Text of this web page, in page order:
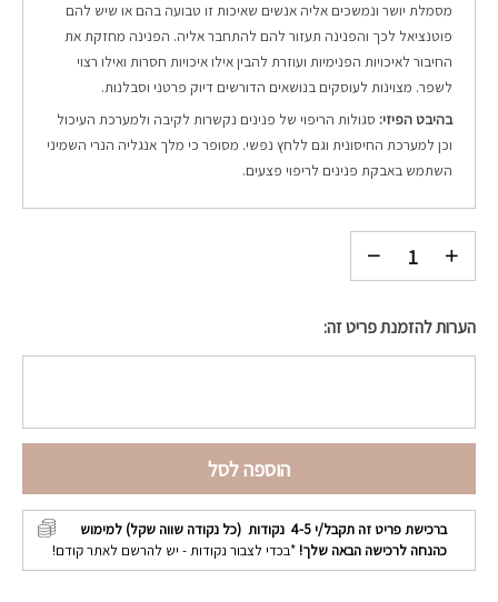
מסמלת יושר ונמשכים אליה אנשים שאיכות זו טבועה בהם או שיש להם
פוטנציאל לכך והפנינה תעזור להם להתחבר אליה. הפנינה מחזקת את
החיבור לאיכויות הפנימיות ועוזרת להבין אילו איכויות חסרות ואילו רצוי
לשפר. מצוינות לעוסקים בנושאים הדורשים דיוק פרטני וסבלנות.
בהיבט הפיזי: סגולות הריפוי של פנינים נקשרות לקיבה ולמערכת העיכול
וכן למערכת החיסונית וגם ללחץ נפשי. מסופר כי מלך אנגליה הנרי השמיני
השתמש באבקת פנינים לריפוי פצעים.
הערות להזמנת פריט זה:
הוספה לסל
ברכישת פריט זה תקבל/י 4-5 נקודות (כל נקודה שווה שקל) למימוש
כהנחה לרכישה הבאה שלך! *בכדי לצבור נקודות - יש להרשם לאתר קודם!